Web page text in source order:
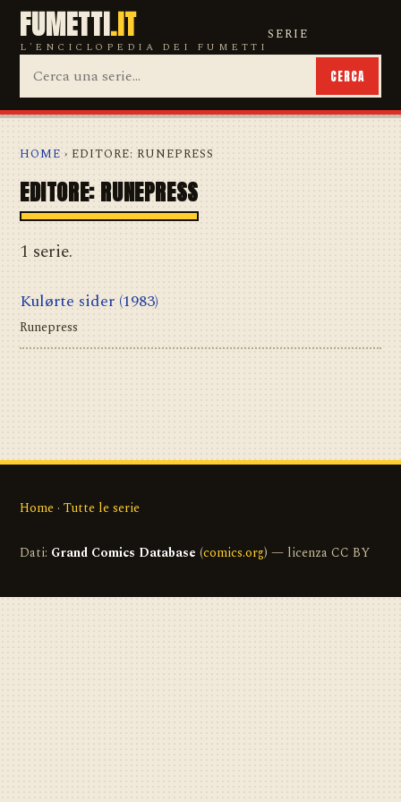
FUMETTI.IT
L'ENCICLOPEDIA DEI FUMETTI
SERIE
CERCA
HOME › EDITORE: RUNEPRESS
EDITORE: RUNEPRESS
1 serie.
Kulørte sider (1983)
Runepress
Home · Tutte le serie
Dati: Grand Comics Database (comics.org) — licenza CC BY